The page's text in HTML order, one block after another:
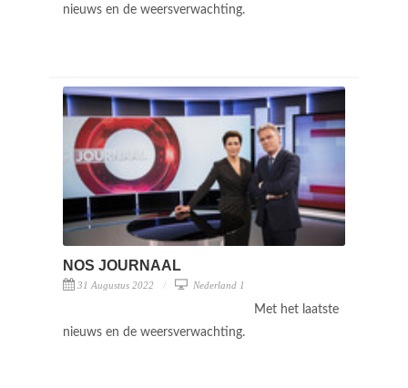
nieuws en de weersverwachting.
NOS JOURNAAL
31 Augustus 2022 Nederland 1
Met het laatste
nieuws en de weersverwachting.